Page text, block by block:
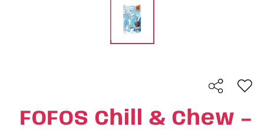
FOFOS Chill & Chew –